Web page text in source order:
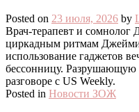
Posted on 23 июля, 2026 by
Врач-терапевт и сомнолог
циркадным ритмам
использование гаджетов
бессонницу.
разговоре с US Weekly.
Posted in Новости ЗОЖ